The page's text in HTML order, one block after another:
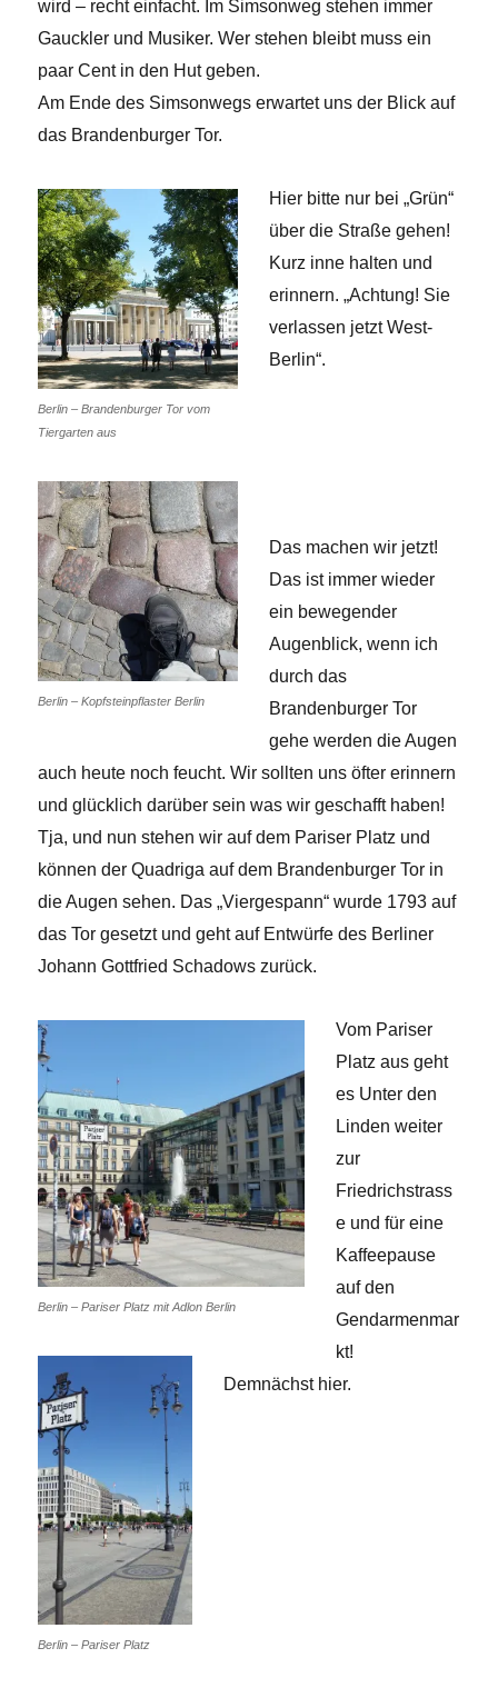
wird – recht einfacht. Im Simsonweg stehen immer
Gauckler und Musiker. Wer stehen bleibt muss ein
paar Cent in den Hut geben.
Am Ende des Simsonwegs erwartet uns der Blick auf
das Brandenburger Tor.
Berlin – Brandenburger Tor vom
Tiergarten aus
Berlin – Kopfsteinpflaster Berlin
Hier bitte nur bei „Grün“
über die Straße gehen!
Kurz inne halten und
erinnern. „Achtung! Sie
verlassen jetzt West-
Berlin“.
Das machen wir jetzt!
Das ist immer wieder
ein bewegender
Augenblick, wenn ich
durch das
Brandenburger Tor
gehe werden die Augen
auch heute noch feucht. Wir sollten uns öfter erinnern
und glücklich darüber sein was wir geschafft haben!
Tja, und nun stehen wir auf dem Pariser Platz und
können der Quadriga auf dem Brandenburger Tor in
die Augen sehen. Das „Viergespann“ wurde 1793 auf
das Tor gesetzt und geht auf Entwürfe des Berliner
Johann Gottfried Schadows zurück.
Berlin – Pariser Platz mit Adlon Berlin
Berlin – Pariser Platz
Vom Pariser
Platz aus geht
es Unter den
Linden weiter
zur
Friedrichstrass
e und für eine
Kaffeepause
auf den
Gendarmenmar
kt!
Demnächst hier.